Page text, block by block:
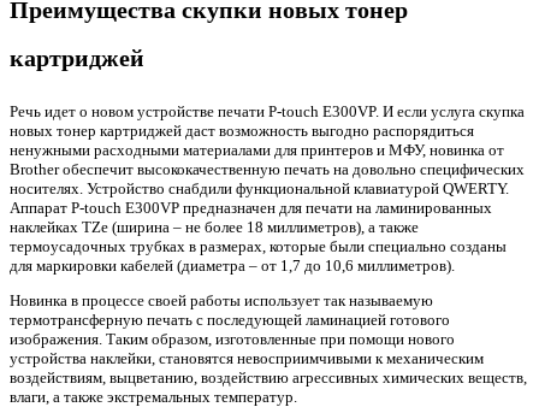
Преимущества скупки новых тонер
картриджей
Речь идет о новом устройстве печати P-touch E300VP. И если услуга скупка
новых тонер картриджей даст возможность выгодно распорядиться
ненужными расходными материалами для принтеров и МФУ, новинка от
Brother обеспечит высококачественную печать на довольно специфических
носителях. Устройство снабдили функциональной клавиатурой QWERTY.
Аппарат P-touch E300VP предназначен для печати на ламинированных
наклейках TZe (ширина – не более 18 миллиметров), а также
термоусадочных трубках в размерах, которые были специально созданы
для маркировки кабелей (диаметра – от 1,7 до 10,6 миллиметров).
Новинка в процессе своей работы использует так называемую
термотрансферную печать с последующей ламинацией готового
изображения. Таким образом, изготовленные при помощи нового
устройства наклейки, становятся невосприимчивыми к механическим
воздействиям, выцветанию, воздействию агрессивных химических веществ,
влаги, а также экстремальных температур.